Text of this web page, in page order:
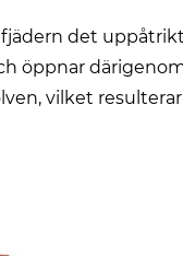
det
öppnar
vilket